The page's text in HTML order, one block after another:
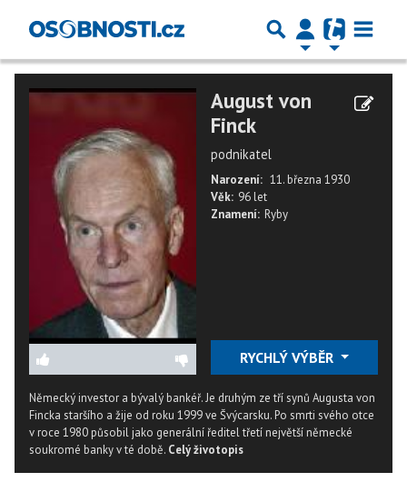
August von
Finck
podnikatel
Narození: 11. března 1930
Věk: 96 let
Znamení: Ryby
RYCHLÝ VÝBĚR
Německý investor a bývalý bankéř. Je druhým ze tří synů Augusta von
Fincka staršího a žije od roku 1999 ve Švýcarsku. Po smrti svého otce
v roce 1980 působil jako generální ředitel třetí největší německé
soukromé banky v té době. Celý životopis